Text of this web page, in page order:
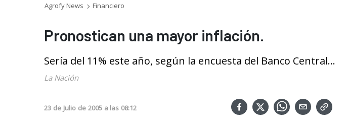
Agrofy News Financiero
Pronostican una mayor inflación.
Sería del 11% este año, según la encuesta del Banco Central...
La Nación
23 de Julio de 2005 a las 08:12